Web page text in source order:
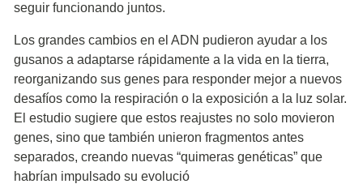
seguir funcionando juntos.
Los grandes cambios en el ADN pudieron ayudar a los
gusanos a adaptarse rápidamente a la vida en la tierra,
reorganizando sus genes para responder mejor a nuevos
desafíos como la respiración o la exposición a la luz solar.
El estudio sugiere que estos reajustes no solo movieron
genes, sino que también unieron fragmentos antes
separados, creando nuevas “quimeras genéticas” que
habrían impulsado su evolució